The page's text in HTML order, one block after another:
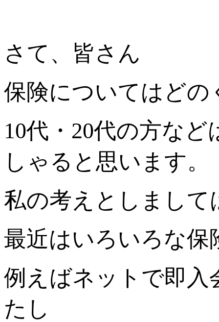
さて、皆さん
保険についてはど
10代・20代の方な
しゃると思います。
私の考えとしまして
最近はいろいろな保
例えばネットで即
たし